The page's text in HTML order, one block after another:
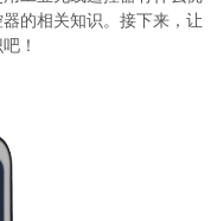
的相关知识。接下来，让
！